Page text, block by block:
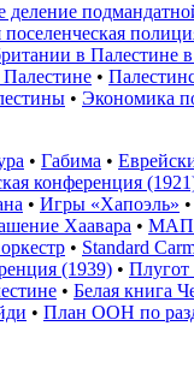
деление
поселенческая
в Палестине
•
• Экономика
• Габима •
конференция
• Игры «Хапоэль»
Хаавара •
• Standard
(1939) • Плугот
• Белая книга
• План ООН по